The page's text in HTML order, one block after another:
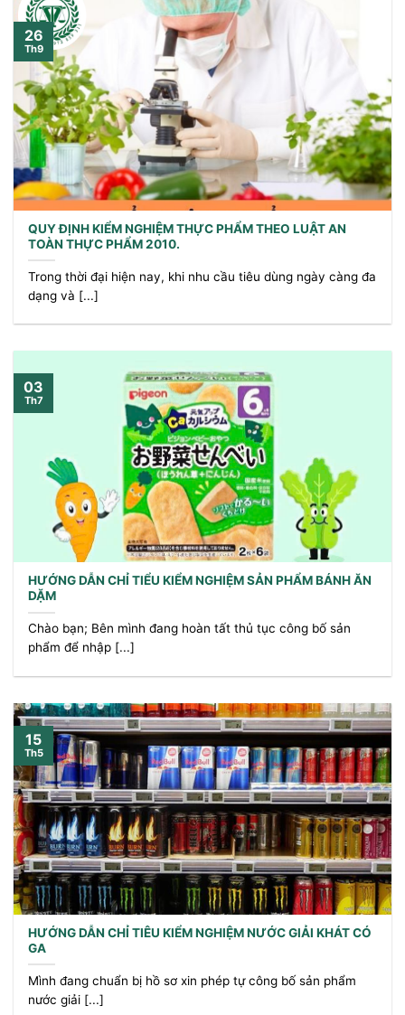
QUY ĐỊNH KIỂM NGHIỆM THỰC PHẨM THEO LUẬT AN
TOÀN THỰC PHẨM 2010.
Trong thời đại hiện nay, khi nhu cầu tiêu dùng ngày càng đa
dạng và [...]
26
Th9
HƯỚNG DẪN CHỈ TIỂU KIỂM NGHIỆM SẢN PHẨM BÁNH ĂN
DẶM
Chào bạn; Bên mình đang hoàn tất thủ tục công bố sản
phẩm để nhập [...]
03
Th7
HƯỚNG DẪN CHỈ TIÊU KIỂM NGHIỆM NƯỚC GIẢI KHÁT CÓ
GA
Mình đang chuẩn bị hồ sơ xin phép tự công bố sản phẩm
nước giải [...]
15
Th5